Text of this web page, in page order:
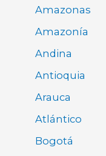
Amazonas
Amazonía
Andina
Antioquia
Arauca
Atlántico
Bogotá